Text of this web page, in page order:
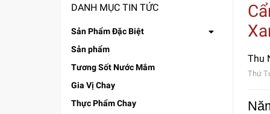
DANH MỤC TIN TỨC
Sản Phẩm Đặc Biệt
Sản phẩm
Tương Sốt Nước Mắm
Gia Vị Chay
Thực Phẩm Chay
Thu
Thứ